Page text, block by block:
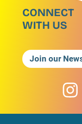
CONNECT
WITH US
Join our